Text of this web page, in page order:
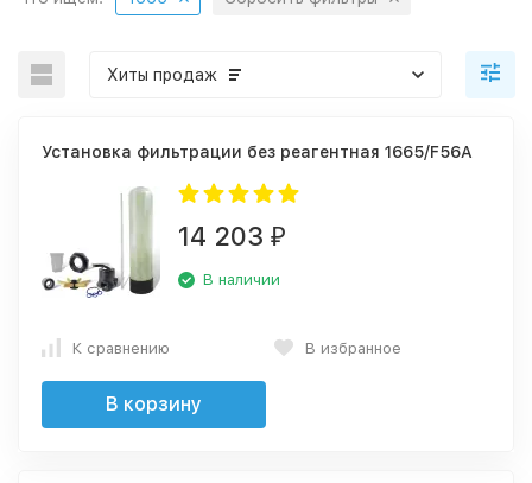
Хиты продаж
Установка фильтрации без реагентная 1665/F56A
14 203 ₽
В наличии
К сравнению В избранное
В корзину